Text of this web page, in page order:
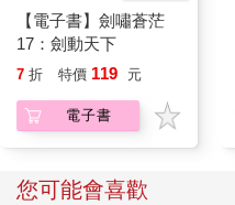
【電子書】劍嘯蒼茫
17：劍動天下
7 折 特價 119 元
電子書
您可能會喜歡